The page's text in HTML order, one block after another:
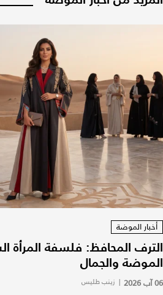
أخبار الموضة
الترف المحافظ: فلسفة المرأة
الموضة والجمال
06 آب 2026 | زينب طليس